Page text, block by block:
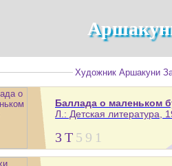
Художник Аршакуни
Баллада о маленьком
Л.: Детская литература,
3Т 5 9 1